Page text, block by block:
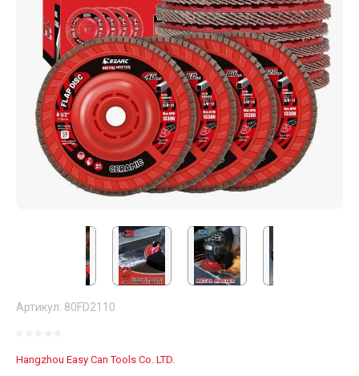
Артикул: 80FD2110
Hangzhou Easy Can Tools Co. LTD.